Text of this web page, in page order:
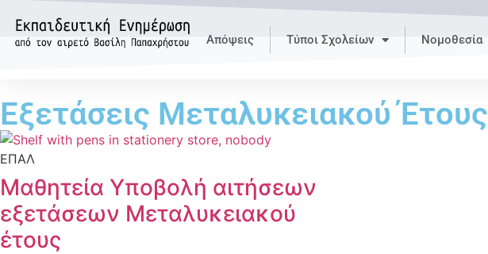
Απόψεις Τύποι Σχολείων Νομοθεσία
Εξετάσεις Μεταλυκειακού Έτους
ΕΠΑΛ
Μαθητεία Υποβολή αιτήσεων
εξετάσεων Μεταλυκειακού
έτους